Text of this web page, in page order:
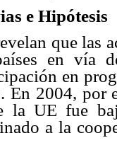
e Hipótesis
que las
en vía
en
En 2004, por
UE fue
a la